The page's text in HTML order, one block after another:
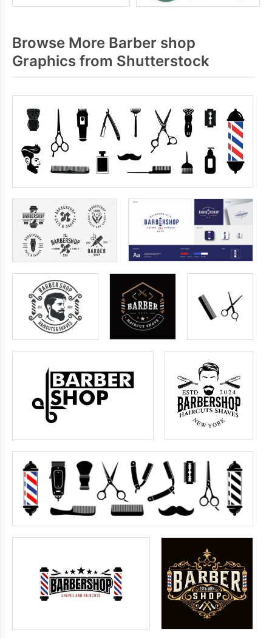
Browse More Barber shop
Graphics from Shutterstock